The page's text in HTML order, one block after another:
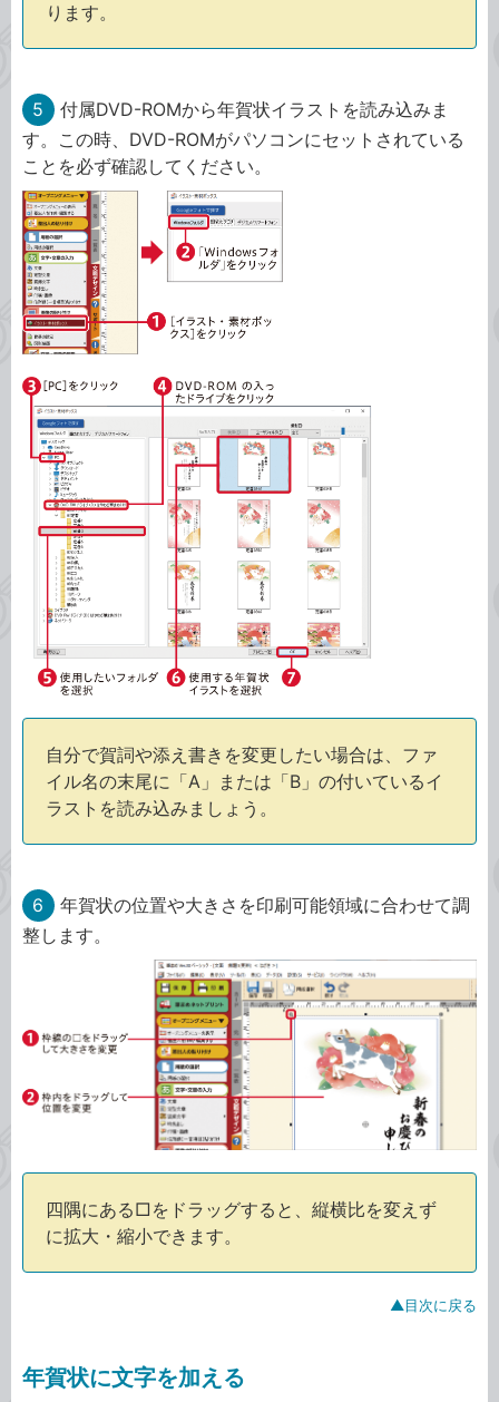
ります。
5
付属DVD-ROMから年賀状イラストを読み込みま
す。この時、DVD-ROMがパソコンにセットされている
ことを必ず確認してください。
自分で賀詞や添え書きを変更したい場合は、ファ
イル名の末尾に「A」または「B」の付いているイ
ラストを読み込みましょう。
6
年賀状の位置や大きさを印刷可能領域に合わせて調
整します。
四隅にある□をドラッグすると、縦横比を変えず
に拡大・縮小できます。
▲目次に戻る
年賀状に文字を加える